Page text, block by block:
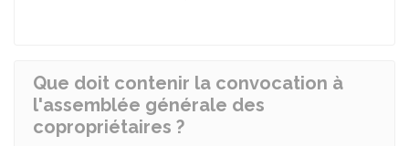
Que doit contenir la convocation à
l'assemblée générale des
copropriétaires ?